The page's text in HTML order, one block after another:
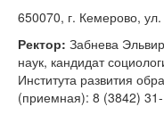
650070, г. Кемерово, ул.
Ректор: Забнева
наук, кандидат
Института развития
(приемная): 8 (3842)